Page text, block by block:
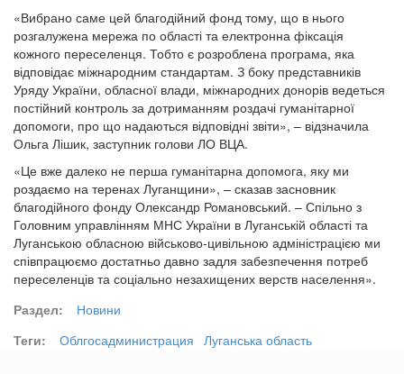
«Вибрано саме цей благодійний фонд тому, що в нього
розгалужена мережа по області та електронна фіксація
кожного переселенця. Тобто є розроблена програма, яка
відповідає міжнародним стандартам. З боку представників
Уряду України, обласної влади, міжнародних донорів ведеться
постійний контроль за дотриманням роздачі гуманітарної
допомоги, про що надаються відповідні звіти», – відзначила
Ольга Лішик, заступник голови ЛО ВЦА.
«Це вже далеко не перша гуманітарна допомога, яку ми
роздаємо на теренах Луганщини», – сказав засновник
благодійного фонду Олександр Романовський. – Спільно з
Головним управлінням МНС України в Луганській області та
Луганською обласною військово-цивільною адміністрацією ми
співпрацюємо достатньо давно задля забезпечення потреб
переселенців та соціально незахищених верств населення».
Раздел:
Новини
Теги:
Облгосадминистрация Луганська область